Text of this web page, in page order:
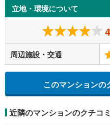
立地・環境について
周辺施設・交通
このマンションの
近隣のマンションのクチコミ